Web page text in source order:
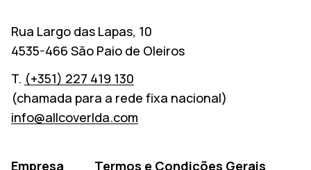
Rua Largo das Lapas, 10
4535-466 São Paio de Oleiros
T. (+351) 227 419 130
(chamada para a rede fixa nacional)
info@allcoverlda.com
Empresa Termos e Condições Gerais